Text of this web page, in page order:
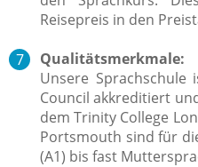
Reisepreis in den
Qualitätsmerkmale:
Unsere Sprachschule
Council akkreditiert
dem Trinity College
Portsmouth sind für
(A1) bis fast